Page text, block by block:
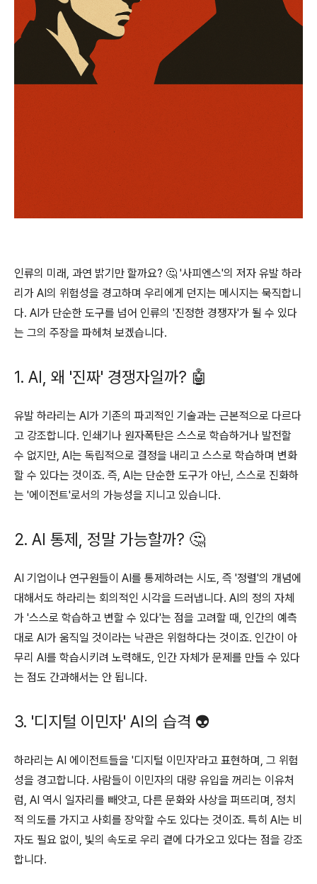
인류의 미래, 과연 밝기만 할까요? 🤔 '사피엔스'의 저자 유발 하라
리가 AI의 위험성을 경고하며 우리에게 던지는 메시지는 묵직합니
다. AI가 단순한 도구를 넘어 인류의 '진정한 경쟁자'가 될 수 있다
는 그의 주장을 파헤쳐 보겠습니다.
1. AI, 왜 '진짜' 경쟁자일까? 🤖
유발 하라리는 AI가 기존의 파괴적인 기술과는 근본적으로 다르다
고 강조합니다. 인쇄기나 원자폭탄은 스스로 학습하거나 발전할
수 없지만, AI는 독립적으로 결정을 내리고 스스로 학습하며 변화
할 수 있다는 것이죠. 즉, AI는 단순한 도구가 아닌, 스스로 진화하
는 '에이전트'로서의 가능성을 지니고 있습니다.
2. AI 통제, 정말 가능할까? 🤔
AI 기업이나 연구원들이 AI를 통제하려는 시도, 즉 '정렬'의 개념에
대해서도 하라리는 회의적인 시각을 드러냅니다. AI의 정의 자체
가 '스스로 학습하고 변할 수 있다'는 점을 고려할 때, 인간의 예측
대로 AI가 움직일 것이라는 낙관은 위험하다는 것이죠. 인간이 아
무리 AI를 학습시키려 노력해도, 인간 자체가 문제를 만들 수 있다
는 점도 간과해서는 안 됩니다.
3. '디지털 이민자' AI의 습격 👽
하라리는 AI 에이전트들을 '디지털 이민자'라고 표현하며, 그 위험
성을 경고합니다. 사람들이 이민자의 대량 유입을 꺼리는 이유처
럼, AI 역시 일자리를 빼앗고, 다른 문화와 사상을 퍼뜨리며, 정치
적 의도를 가지고 사회를 장악할 수도 있다는 것이죠. 특히 AI는 비
자도 필요 없이, 빛의 속도로 우리 곁에 다가오고 있다는 점을 강조
합니다.